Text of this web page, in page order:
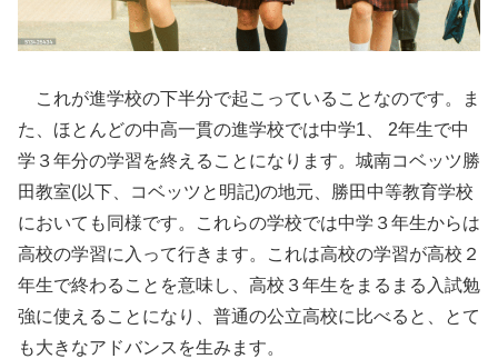
これが進学校の下半分で起こっていることなのです。ま
た、ほとんどの中高一貫の進学校では中学1、 2年生で中
学３年分の学習を終えることになります。城南コベッツ勝
田教室(以下、コベッツと明記)の地元、勝田中等教育学校
においても同様です。これらの学校では中学３年生からは
高校の学習に入って行きます。これは高校の学習が高校２
年生で終わることを意味し、高校３年生をまるまる入試勉
強に使えることになり、普通の公立高校に比べると、とて
も大きなアドバンスを生みます。